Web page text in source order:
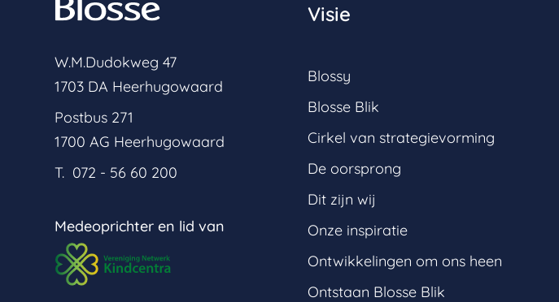
W.M.Dudokweg 47
1703 DA Heerhugowaard
Postbus 271
1700 AG Heerhugowaard
T. 072 - 56 60 200
Medeoprichter en lid van
Visie
Blossy
Blosse Blik
Cirkel van strategievorming
De oorsprong
Dit zijn wij
Onze inspiratie
Ontwikkelingen om ons heen
Ontstaan Blosse Blik